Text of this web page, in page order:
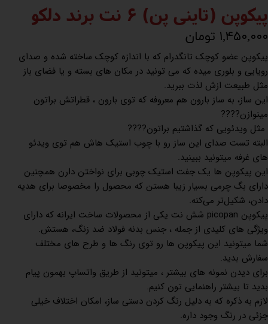
پیکوپن (تاینی پن) 6 نت برند دلکو
۱,۴۵۰,۰۰۰ تومان
پیکوپن عضو کوچک تانگدرام که با اندازه کوچک ساخته شده و صدای
رویایی و بلوری میده که می تونید در مکان های بسته و یا فضای باز
مثل طبیعت ازش لذت ببرید.
این ساز، به ساز بارون هم معروفه که توی بارون ، قطراتش براتون
مینوازن????
مثل ویدئویی که گذاشتیم براتون????
البته تست صدای این ساز رو با چوب استیک هاش هم توی ویدئو
های غرفه میتونید ببینید.
این پیکوپن ها یک جفت استیک چوبی برای نواختن دارن همچنین
دارای بگ چرمی بسیار زیبا هستن که محصول را مخصوصا برای هدیه
دادن، شکیل‌تر می‌کنه.
پیکوپن picopan شش نت یکی از محصولات ساخت ایرانه که دارای
ویژگی های کلیدی از جمله ، جنس بدنه فولاد ضد زنگ، هستش.
شما میتونید این پیکوپن ها رو توی رنگ ها و طرح های مختلف
سفارش بدید.
برای دیدن نمونه های بیشتر ، میتونید از طریق واتساپ بهمون پیام
بدید تا بیشتر راهنمایی تون کنیم.
لازم به ذکره که به دلیل رنگ کردن دستی ساز، امکان اختلاف خیلی
جزئی در رنگ وجود داره.